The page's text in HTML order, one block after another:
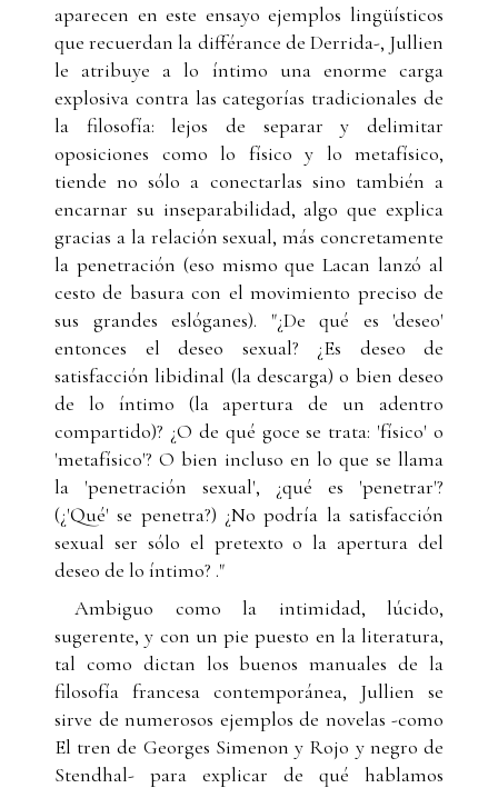
aparecen en este ensayo ejemplos lingüísticos
que recuerdan la différance de Derrida-, Jullien
le atribuye a lo íntimo una enorme carga
explosiva contra las categorías tradicionales de
la filosofía: lejos de separar y delimitar
oposiciones como lo físico y lo metafísico,
tiende no sólo a conectarlas sino también a
encarnar su inseparabilidad, algo que explica
gracias a la relación sexual, más concretamente
la penetración (eso mismo que Lacan lanzó al
cesto de basura con el movimiento preciso de
sus grandes eslóganes). "¿De qué es 'deseo'
entonces el deseo sexual? ¿Es deseo de
satisfacción libidinal (la descarga) o bien deseo
de lo íntimo (la apertura de un adentro
compartido)? ¿O de qué goce se trata: 'físico' o
'metafísico'? O bien incluso en lo que se llama
la 'penetración sexual', ¿qué es 'penetrar'?
(¿'Qué' se penetra?) ¿No podría la satisfacción
sexual ser sólo el pretexto o la apertura del
deseo de lo íntimo? ."
Ambiguo como la intimidad, lúcido,
sugerente, y con un pie puesto en la literatura,
tal como dictan los buenos manuales de la
filosofía francesa contemporánea, Jullien se
sirve de numerosos ejemplos de novelas -como
El tren de Georges Simenon y Rojo y negro de
Stendhal- para explicar de qué hablamos